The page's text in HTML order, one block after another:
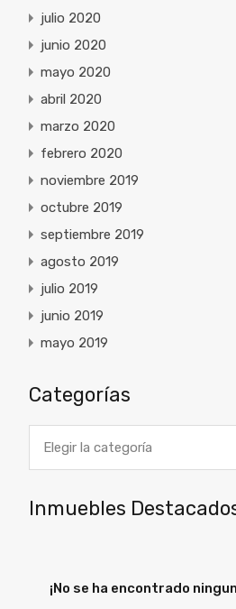
julio 2020
junio 2020
mayo 2020
abril 2020
marzo 2020
febrero 2020
noviembre 2019
octubre 2019
septiembre 2019
agosto 2019
julio 2019
junio 2019
mayo 2019
Categorías
Inmuebles
¡No se ha encontrado